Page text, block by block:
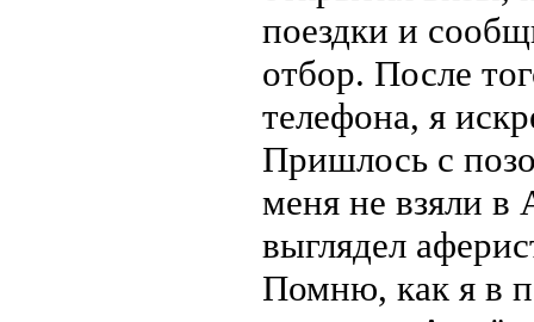
поездки и
отбор. После
телефона, я
Пришлось с
меня не взяли в
выглядел
Помню, как я в